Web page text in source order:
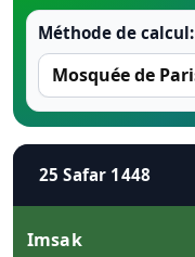
Méthode de calcul:
25 Safar 1448
Imsak